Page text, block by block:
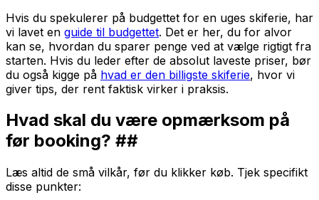
Hvis du spekulerer på budgettet for en uges skiferie, har
vi lavet en guide til budgettet. Det er her, du for alvor
kan se, hvordan du sparer penge ved at vælge rigtigt fra
starten. Hvis du leder efter de absolut laveste priser, bør
du også kigge på hvad er den billigste skiferie, hvor vi
giver tips, der rent faktisk virker i praksis.
Hvad skal du være opmærksom på
før booking? ##
Læs altid de små vilkår, før du klikker køb. Tjek specifikt
disse punkter: